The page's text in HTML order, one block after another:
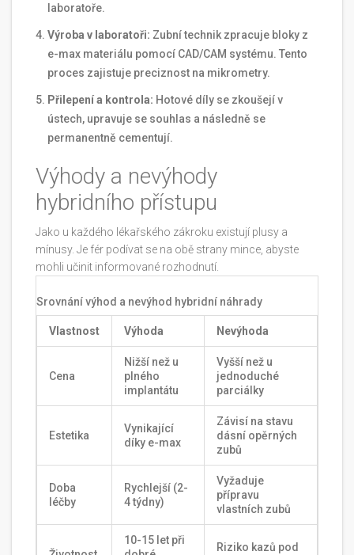
laboratoře.
Výroba v laboratoři: Zubní technik zpracuje bloky z
e-max materiálu pomocí CAD/CAM systému. Tento
proces zajistuje preciznost na mikrometry.
Přilepení a kontrola: Hotové díly se zkoušejí v
ústech, upravuje se souhlas a následně se
permanentně cementují.
Výhody a nevýhody
hybridního přístupu
Jako u každého lékařského zákroku existují plusy a
mínusy. Je fér podívat se na obě strany mince, abyste
mohli učinit informované rozhodnutí.
Srovnání výhod a nevýhod hybridní náhrady
Vlastnost Výhoda Nevýhoda
Cena
Nižší než u
plného
implantátu
Vyšší než u
jednoduché
parciálky
Estetika
Vynikající
díky e-max
Závisí na stavu
dásní opěrných
zubů
Doba
léčby
Rychlejší (2-
4 týdny)
Vyžaduje
přípravu
vlastních zubů
10-15 let při
Riziko kazů pod